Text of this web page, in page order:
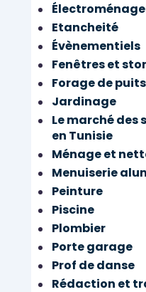
Etancheité
Évènementiels
Fenêtres et
Forage de puits
Jardinage
Le marché des
en Tunisie
Ménage et
Menuiserie
Peinture
Piscine
Plombier
Porte garage
Prof de danse
Rédaction et